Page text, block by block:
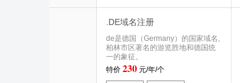
.DE域名注册
de是德国（Germany）的国家域名,
柏林市区著名的游览胜地和德国统
一的象征。
特价 230 元/年/个